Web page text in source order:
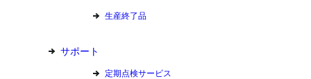
生産終了品
サポート
定期点検サービス